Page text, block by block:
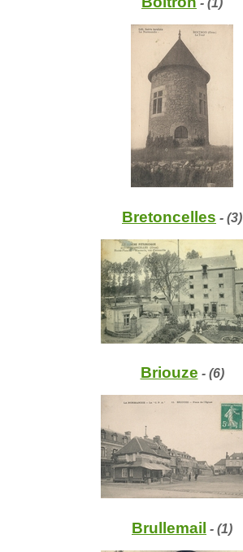
Bretoncelles - (3)
Briouze - (6)
Brullemail - (1)